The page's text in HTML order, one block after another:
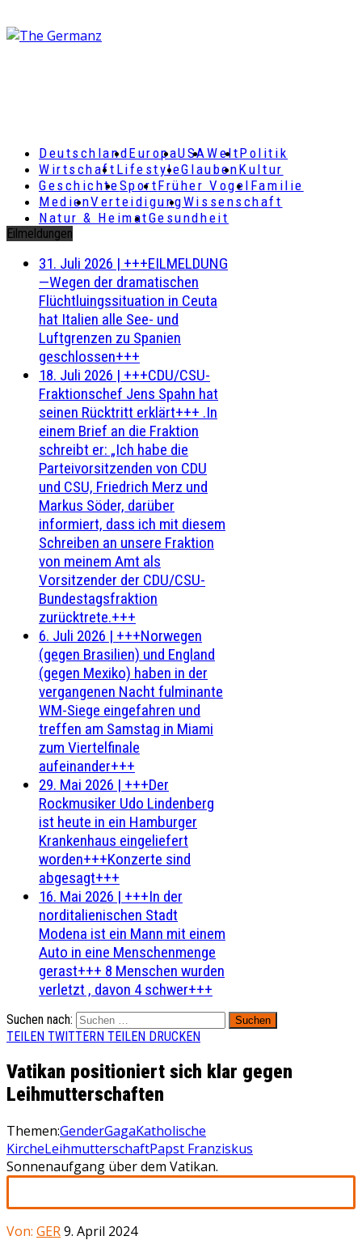
DeutschlandEuropaUSAWeltPolitik
Wirtschaft LifestyleGlaubenKultur
GeschichteSportFrüher Vogel Familie
MedienVerteidigungWissenschaft
Natur & HeimatGesundheit
Eilmeldungen
31. Juli 2026 | +++EILMELDUNG
—Wegen der dramatischen
Flüchtluingssituation in Ceuta
hat Italien alle See- und
Luftgrenzen zu Spanien
geschlossen+++
18. Juli 2026 | +++CDU/CSU-
Fraktionschef Jens Spahn hat
seinen Rücktritt erklärt+++ .In
einem Brief an die Fraktion
schreibt er: „Ich habe die
Parteivorsitzenden von CDU
und CSU, Friedrich Merz und
Markus Söder, darüber
informiert, dass ich mit diesem
Schreiben an unsere Fraktion
von meinem Amt als
Vorsitzender der CDU/CSU-
Bundestagsfraktion
zurücktrete.+++
6. Juli 2026 | +++Norwegen
(gegen Brasilien) und England
(gegen Mexiko) haben in der
vergangenen Nacht fulminante
WM-Siege eingefahren und
treffen am Samstag in Miami
zum Viertelfinale
aufeinander+++
29. Mai 2026 | +++Der
Rockmusiker Udo Lindenberg
ist heute in ein Hamburger
Krankenhaus eingeliefert
worden+++Konzerte sind
abgesagt+++
16. Mai 2026 | +++In der
norditalienischen Stadt
Modena ist ein Mann mit einem
Auto in eine Menschenmenge
gerast+++ 8 Menschen wurden
verletzt , davon 4 schwer+++
Suchen nach:
TEILEN TWITTERN TEILEN DRUCKEN
Vatikan positioniert sich klar gegen
Leihmutterschaften
Themen:GenderGagaKatholische
KircheLeihmutterschaftPapst Franziskus
Sonnenaufgang über dem Vatikan.
Von: GER9. April 2024